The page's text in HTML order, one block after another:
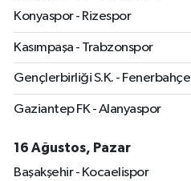
Konyaspor - Rizespor
Kasımpaşa - Trabzonspor
Gençlerbirliği S.K. - Fenerbahçe
Gaziantep FK - Alanyaspor
16 Ağustos, Pazar
Başakşehir - Kocaelispor